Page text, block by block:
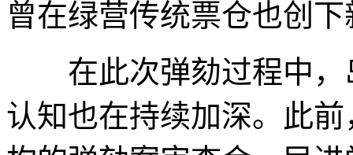
曾在绿营传统票仓也创
在此次弹劾过程中，
认知也在持续加深。此